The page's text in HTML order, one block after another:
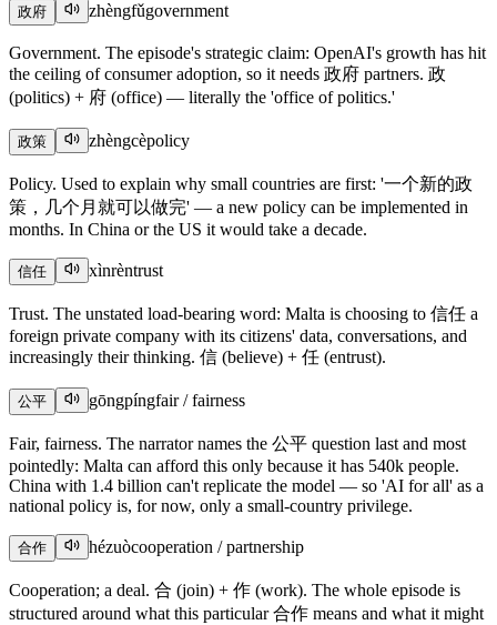
政府 zhèngfǔgovernment
Government. The episode's strategic claim: OpenAI's growth has hit
the ceiling of consumer adoption, so it needs 政府 partners. 政
(politics) + 府 (office) — literally the 'office of politics.'
政策 zhèngcèpolicy
Policy. Used to explain why small countries are first: '一个新的政
策，几个月就可以做完' — a new policy can be implemented in
months. In China or the US it would take a decade.
信任 xìnrèntrust
Trust. The unstated load-bearing word: Malta is choosing to 信任 a
foreign private company with its citizens' data, conversations, and
increasingly their thinking. 信 (believe) + 任 (entrust).
公平 gōngpíngfair / fairness
Fair, fairness. The narrator names the 公平 question last and most
pointedly: Malta can afford this only because it has 540k people.
China with 1.4 billion can't replicate the model — so 'AI for all' as a
national policy is, for now, only a small-country privilege.
合作 hézuòcooperation / partnership
Cooperation; a deal. 合 (join) + 作 (work). The whole episode is
structured around what this particular 合作 means and what it might